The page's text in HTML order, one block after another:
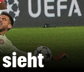
sieht